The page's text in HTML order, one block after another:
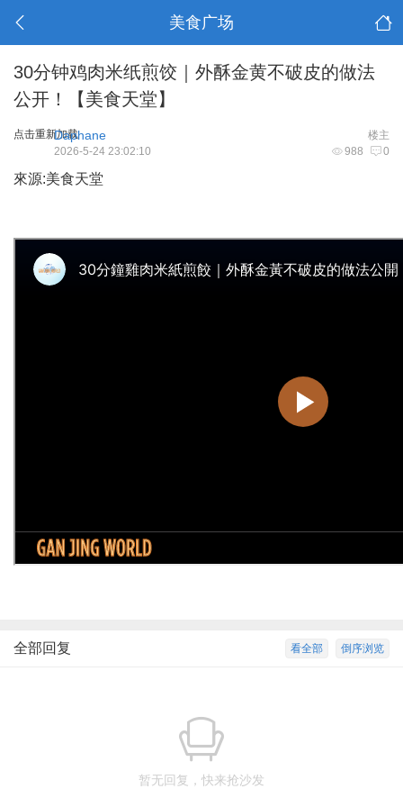
美食广场
30分钟鸡肉米纸煎饺｜外酥金黄不破皮的做法
公开！【美食天堂】
点击重新加载 楼主
Daphane
988 0
2026-5-24 23:02:10
來源:美食天堂
倒序浏览
看全部
全部回复
暂无回复，快来抢沙发